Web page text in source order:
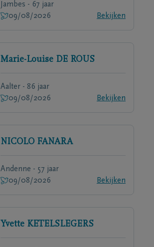
Jambes - 67 jaar
09/08/2026
Bekijken
Marie-Louise DE ROUS
Aalter - 86 jaar
09/08/2026
Bekijken
NICOLO FANARA
Andenne - 57 jaar
09/08/2026
Bekijken
Yvette KETELSLEGERS